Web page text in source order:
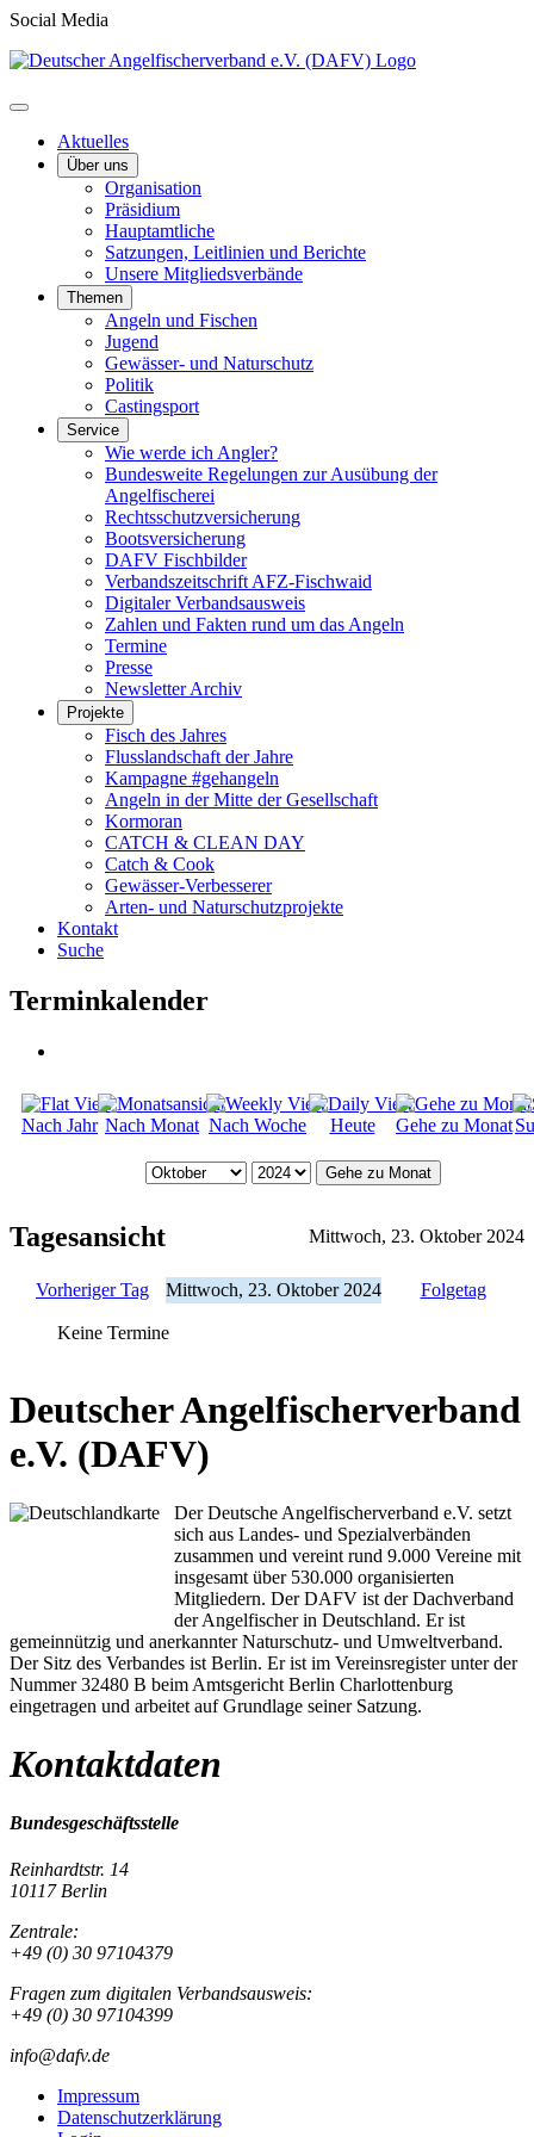
Social Media
Aktuelles
Über uns
Organisation
Präsidium
Hauptamtliche
Satzungen, Leitlinien und Berichte
Unsere Mitgliedsverbände
Themen
Angeln und Fischen
Jugend
Gewässer- und Naturschutz
Politik
Castingsport
Service
Wie werde ich Angler?
Bundesweite Regelungen zur Ausübung der
Angelfischerei
Rechtsschutzversicherung
Bootsversicherung
DAFV Fischbilder
Verbandszeitschrift AFZ-Fischwaid
Digitaler Verbandsausweis
Zahlen und Fakten rund um das Angeln
Termine
Presse
Newsletter Archiv
Projekte
Fisch des Jahres
Flusslandschaft der Jahre
Kampagne #gehangeln
Angeln in der Mitte der Gesellschaft
Kormoran
CATCH & CLEAN DAY
Catch & Cook
Gewässer-Verbesserer
Arten- und Naturschutzprojekte
Kontakt
Suche
Terminkalender
Nach Jahr Nach Monat Nach Woche Heute Gehe zu Monat
Gehe zu Monat
Tagesansicht Mittwoch, 23. Oktober 2024
Vorheriger Tag Mittwoch, 23. Oktober 2024 Folgetag
Keine Termine
Deutscher Angelfischerverband
e.V. (DAFV)
Der Deutsche Angelfischerverband e.V. setzt
sich aus Landes- und Spezialverbänden
zusammen und vereint rund 9.000 Vereine mit
insgesamt über 530.000 organisierten
Mitgliedern. Der DAFV ist der Dachverband
der Angelfischer in Deutschland. Er ist
gemeinnützig und anerkannter Naturschutz- und Umweltverband.
Der Sitz des Verbandes ist Berlin. Er ist im Vereinsregister unter der
Nummer 32480 B beim Amtsgericht Berlin Charlottenburg
eingetragen und arbeitet auf Grundlage seiner Satzung.
Kontaktdaten
Bundesgeschäftsstelle
Reinhardtstr. 14
10117 Berlin
Zentrale:
+49 (0) 30 97104379
Fragen zum digitalen Verbandsausweis:
+49 (0) 30 97104399
info@dafv.de
Impressum
Datenschutzerklärung